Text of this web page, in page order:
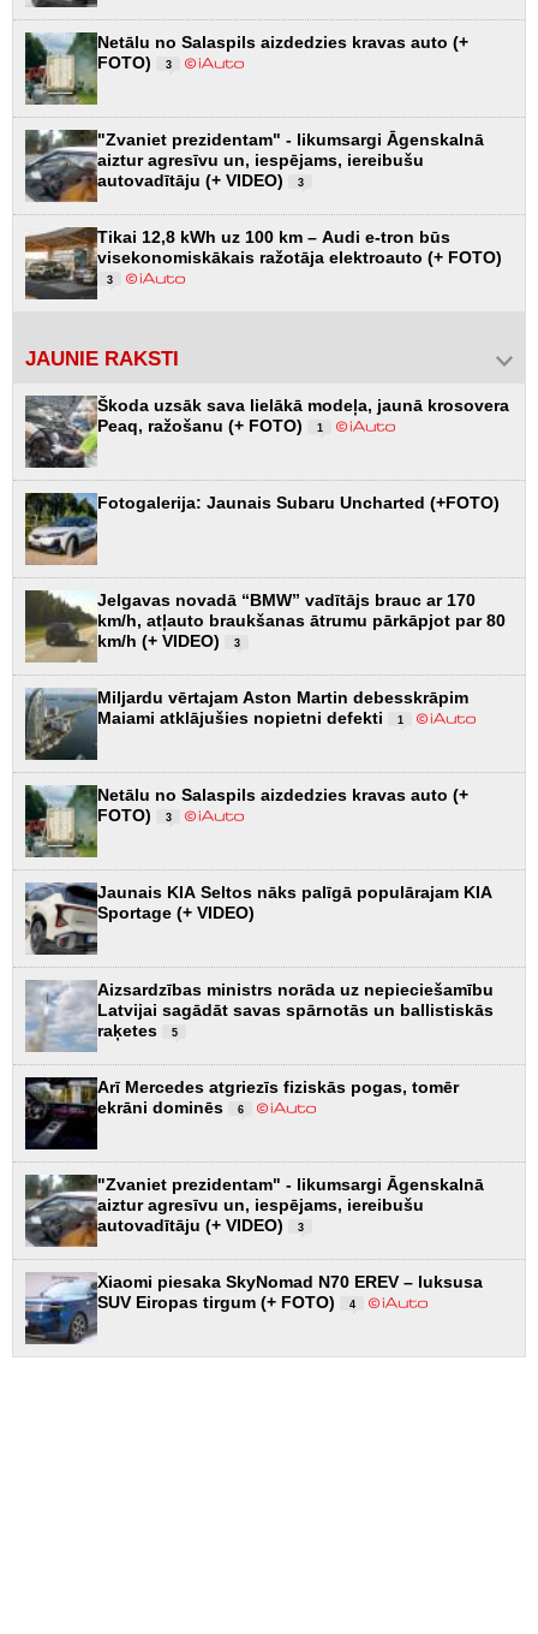
Netālu no Salaspils aizdedzies kravas auto (+
FOTO)
3
"Zvaniet prezidentam" - likumsargi Āgenskalnā
aiztur agresīvu un, iespējams, iereibušu
autovadītāju (+ VIDEO)
3
Tikai 12,8 kWh uz 100 km – Audi e-tron būs
visekonomiskākais ražotāja elektroauto (+ FOTO)
3
JAUNIE RAKSTI
Škoda uzsāk sava lielākā modeļa, jaunā krosovera
Peaq, ražošanu (+ FOTO)
1
Fotogalerija: Jaunais Subaru Uncharted (+FOTO)
Jelgavas novadā “BMW” vadītājs brauc ar 170
km/h, atļauto braukšanas ātrumu pārkāpjot par 80
km/h (+ VIDEO)
3
Miljardu vērtajam Aston Martin debesskrāpim
Maiami atklājušies nopietni defekti
1
Netālu no Salaspils aizdedzies kravas auto (+
FOTO)
3
Jaunais KIA Seltos nāks palīgā populārajam KIA
Sportage (+ VIDEO)
Aizsardzības ministrs norāda uz nepieciešamību
Latvijai sagādāt savas spārnotās un ballistiskās
raķetes
5
Arī Mercedes atgriezīs fiziskās pogas, tomēr
ekrāni dominēs
6
"Zvaniet prezidentam" - likumsargi Āgenskalnā
aiztur agresīvu un, iespējams, iereibušu
autovadītāju (+ VIDEO)
3
Xiaomi piesaka SkyNomad N70 EREV – luksusa
SUV Eiropas tirgum (+ FOTO)
4